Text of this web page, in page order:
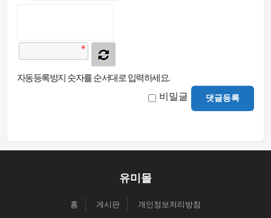
자동등록방지 숫자를 순서대로 입력하세요.
비밀글 댓글등록
유미몰
홈 게시판 개인정보처리방침